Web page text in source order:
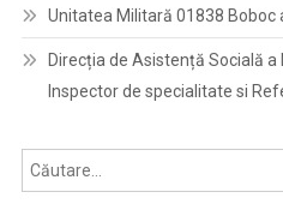
Unitatea Militară 01838 Boboc
Direcția de Asistență Socială
Inspector de specialitate si